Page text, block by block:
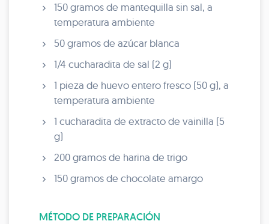
150 gramos de mantequilla sin sal, a
temperatura ambiente
50 gramos de azúcar blanca
1/4 cucharadita de sal (2 g)
1 pieza de huevo entero fresco (50 g), a
temperatura ambiente
1 cucharadita de extracto de vainilla (5
g)
200 gramos de harina de trigo
150 gramos de chocolate amargo
MÉTODO DE PREPARACIÓN